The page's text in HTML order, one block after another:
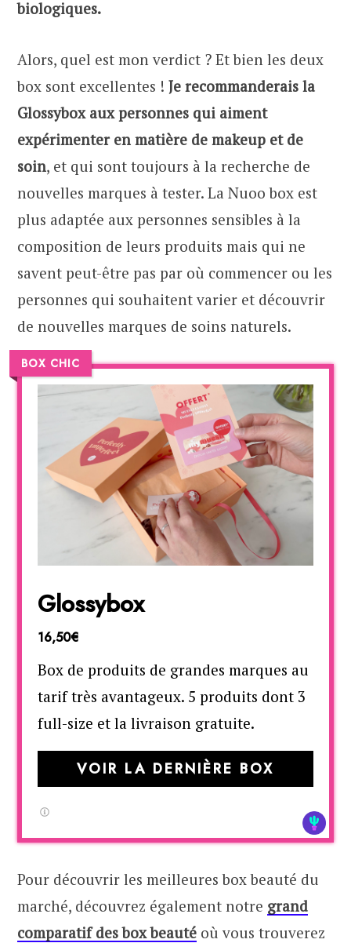
biologiques.
Alors, quel est mon verdict ? Et bien les deux
box sont excellentes ! Je recommanderais la
Glossybox aux personnes qui aiment
expérimenter en matière de makeup et de
soin, et qui sont toujours à la recherche de
nouvelles marques à tester. La Nuoo box est
plus adaptée aux personnes sensibles à la
composition de leurs produits mais qui ne
savent peut-être pas par où commencer ou les
personnes qui souhaitent varier et découvrir
de nouvelles marques de soins naturels.
BOX CHIC
Glossybox
16,50€
Box de produits de grandes marques au
tarif très avantageux. 5 produits dont 3
full-size et la livraison gratuite.
VOIR LA DERNIÈRE BOX
Pour découvrir les meilleures box beauté du
marché, découvrez également notre grand
comparatif des box beauté où vous trouverez